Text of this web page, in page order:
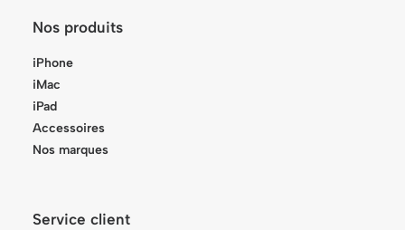
Nos produits
iPhone
iMac
iPad
Accessoires
Nos marques
Service client